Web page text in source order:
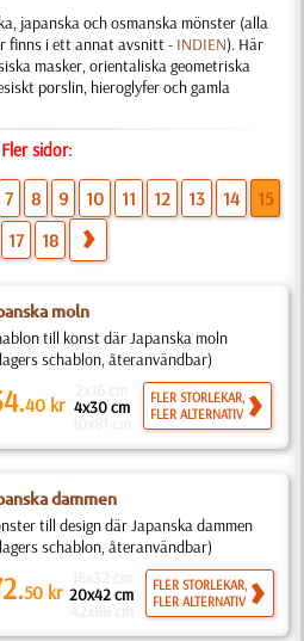
japanska och osmanska mönster (alla
finns i ett annat avsnitt - INDIEN). Här
masker, orientaliska geometriska
porslin, hieroglyfer och gamla
Fler sidor:
7 8 9 10 11 12 13 14
15
17 18
moln
till konst där Japanska moln
schablon, återanvändbar)
40 kr 4x30 cm
FLER STORLEKAR,
FLER ALTERNATIV
dammen
till design där Japanska dammen
schablon, återanvändbar)
50 kr 20x42 cm
FLER STORLEKAR,
FLER ALTERNATIV